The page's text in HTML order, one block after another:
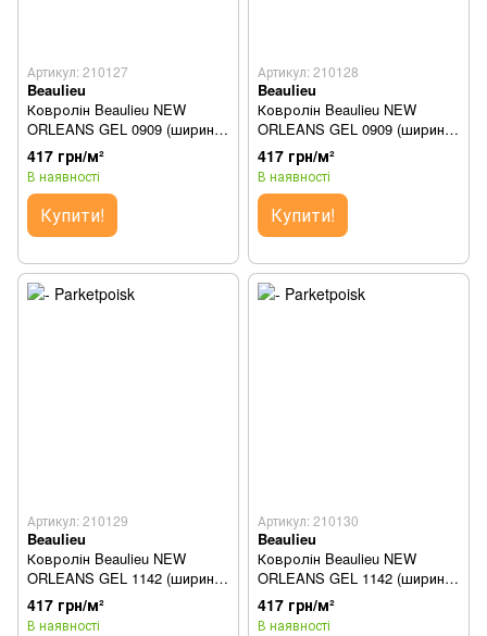
Артикул: 210127
Beaulieu
Ковролін Beaulieu NEW
ORLEANS GEL 0909 (ширина
3м)
417 грн/м²
В наявності
Купити!
Артикул: 210128
Beaulieu
Ковролін Beaulieu NEW
ORLEANS GEL 0909 (ширина
4м)
417 грн/м²
В наявності
Купити!
Артикул: 210129
Beaulieu
Ковролін Beaulieu NEW
ORLEANS GEL 1142 (ширина
1м)
417 грн/м²
В наявності
Артикул: 210130
Beaulieu
Ковролін Beaulieu NEW
ORLEANS GEL 1142 (ширина
2м)
417 грн/м²
В наявності